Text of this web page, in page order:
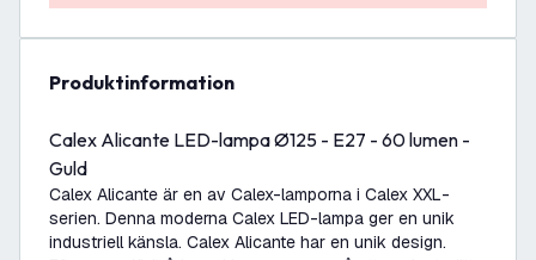
produktinformation
Calex Alicante LED-lampa Ø125 - E27 - 60 lumen -
Guld
Calex Alicante är en av Calex-lamporna i Calex XXL-
serien. Denna moderna Calex LED-lampa ger en unik
industriell känsla. Calex Alicante har en unik design.